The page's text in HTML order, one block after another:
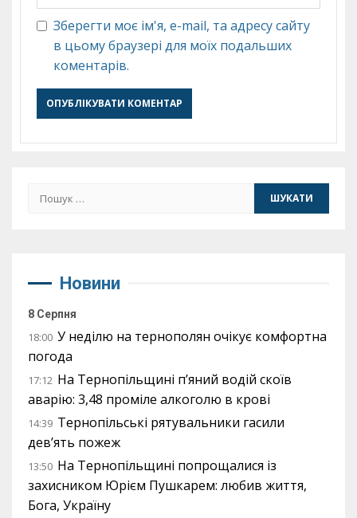
Зберегти моє ім'я, e-mail, та адресу сайту
в цьому браузері для моїх подальших
коментарів.
Пошук:
Новини
8 Серпня
18:00 У неділю на тернополян очікує комфортна
погода
17:12 На Тернопільщині п’яний водій скоїв
аварію: 3,48 проміле алкоголю в крові
14:39 Тернопільські рятувальники гасили
дев’ять пожеж
13:50 На Тернопільщині попрощалися із
захисником Юрієм Пушкарем: любив життя,
Бога, Україну